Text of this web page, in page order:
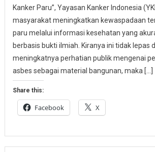
Kanker Paru”, Yayasan Kanker Indonesia
masyarakat meningkatkan kewaspadaan
paru melalui informasi kesehatan yang
berbasis bukti ilmiah. Kiranya ini tidak lepas
meningkatnya perhatian publik mengenai
asbes sebagai material bangunan, maka […]
Share this:
Facebook X